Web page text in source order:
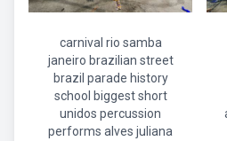
carnival rio samba
janeiro brazilian street
brazil parade history
school biggest short
unidos percussion
performs alves juliana